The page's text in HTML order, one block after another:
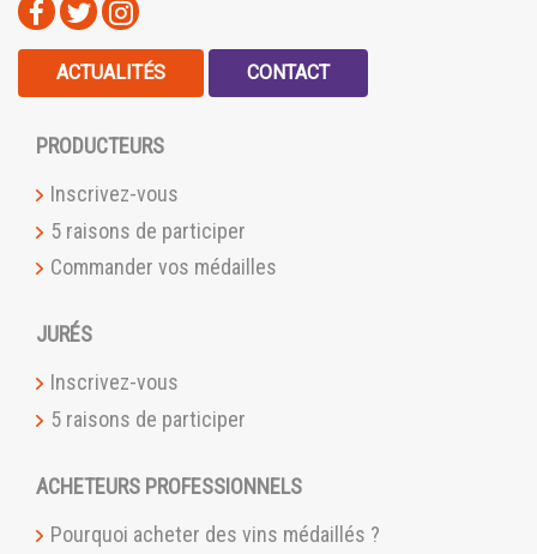
ACTUALITÉS CONTACT
PRODUCTEURS
Inscrivez-vous
5 raisons de participer
Commander vos médailles
JURÉS
Inscrivez-vous
5 raisons de participer
ACHETEURS PROFESSIONNELS
Pourquoi acheter des vins médaillés ?